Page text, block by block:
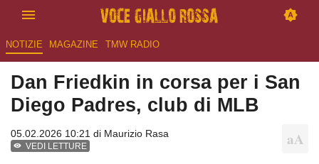
NOTIZIE MAGAZINE TMW RADIO
Dan Friedkin in corsa per i San
Diego Padres, club di MLB
05.02.2026 10:21 di Maurizio Rasa
VEDI LETTURE